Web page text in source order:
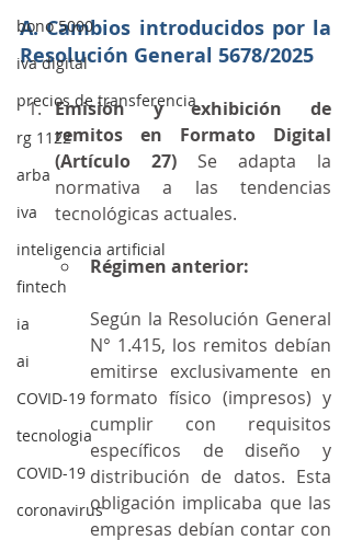
bono 5000
iva digital
precios de transferencia
rg 1122
arba
iva
inteligencia artificial
fintech
ia
ai
COVID-19
tecnologia
COVID-19
coronavirus
A. Cambios introducidos por la
Resolución General 5678/2025
Emisión y exhibición de
remitos en Formato Digital
(Artículo 27) Se adapta la
normativa a las tendencias
tecnológicas actuales.
Régimen anterior:
Según la Resolución General
N° 1.415, los remitos debían
emitirse exclusivamente en
formato físico (impresos) y
cumplir con requisitos
específicos de diseño y
distribución de datos. Esta
obligación implicaba que las
empresas debían contar con